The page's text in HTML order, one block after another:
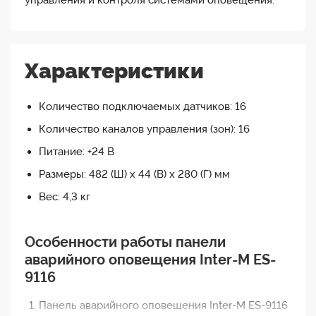
Характеристики
Количество подключаемых датчиков: 16
Количество каналов управления (зон): 16
Питание: +24 В
Размеры: 482 (Ш) х 44 (В) х 280 (Г) мм
Вес: 4,3 кг
Особенности работы панели
аварийного оповещения Inter-M ES-
9116
Панель аварийного оповещения Inter-M ES-9116